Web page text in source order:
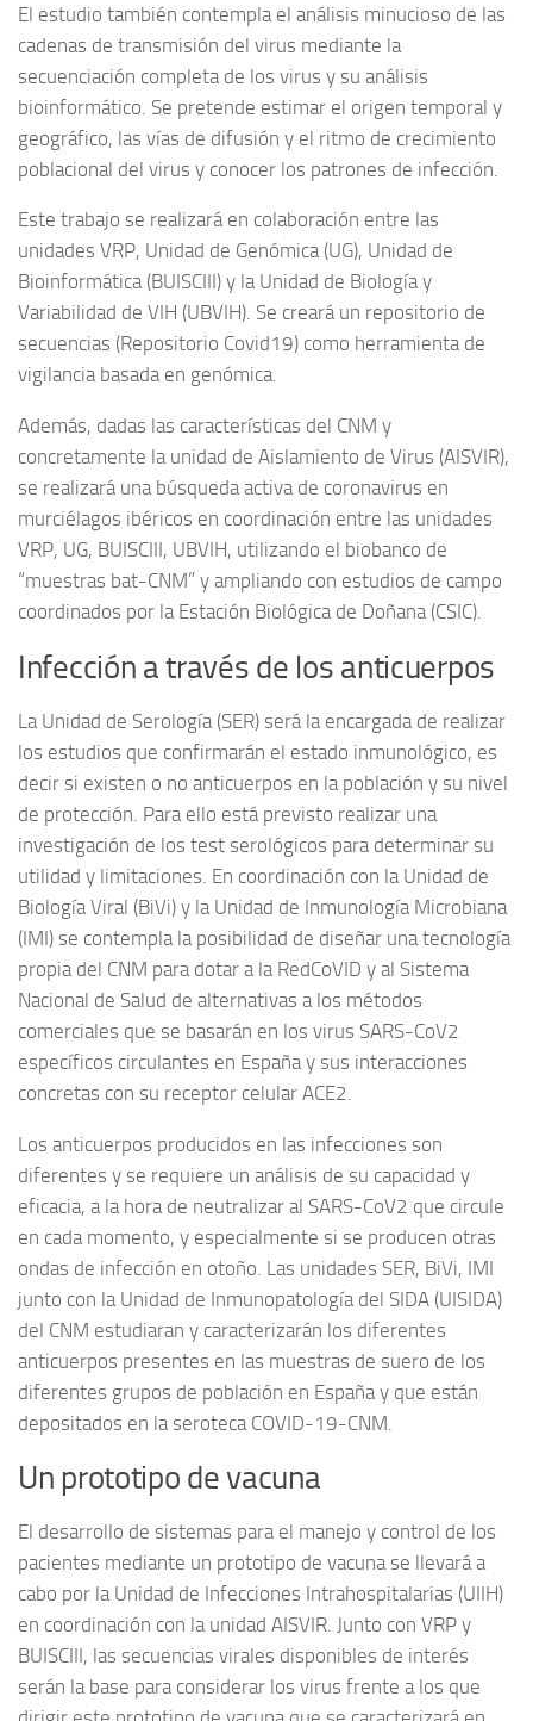
El estudio también contempla el análisis minucioso de las
cadenas de transmisión del virus mediante la
secuenciación completa de los virus y su análisis
bioinformático. Se pretende estimar el origen temporal y
geográfico, las vías de difusión y el ritmo de crecimiento
poblacional del virus y conocer los patrones de infección.
Este trabajo se realizará en colaboración entre las
unidades VRP, Unidad de Genómica (UG), Unidad de
Bioinformática (BUISCIII) y la Unidad de Biología y
Variabilidad de VIH (UBVIH). Se creará un repositorio de
secuencias (Repositorio Covid19) como herramienta de
vigilancia basada en genómica.
Además, dadas las características del CNM y
concretamente la unidad de Aislamiento de Virus (AISVIR),
se realizará una búsqueda activa de coronavirus en
murciélagos ibéricos en coordinación entre las unidades
VRP, UG, BUISCIII, UBVIH, utilizando el biobanco de
“muestras bat-CNM” y ampliando con estudios de campo
coordinados por la Estación Biológica de Doñana (CSIC).
Infección a través de los anticuerpos
La Unidad de Serología (SER) será la encargada de realizar
los estudios que confirmarán el estado inmunológico, es
decir si existen o no anticuerpos en la población y su nivel
de protección. Para ello está previsto realizar una
investigación de los test serológicos para determinar su
utilidad y limitaciones. En coordinación con la Unidad de
Biología Viral (BiVi) y la Unidad de Inmunología Microbiana
(IMI) se contempla la posibilidad de diseñar una tecnología
propia del CNM para dotar a la RedCoVID y al Sistema
Nacional de Salud de alternativas a los métodos
comerciales que se basarán en los virus SARS-CoV2
específicos circulantes en España y sus interacciones
concretas con su receptor celular ACE2.
Los anticuerpos producidos en las infecciones son
diferentes y se requiere un análisis de su capacidad y
eficacia, a la hora de neutralizar al SARS-CoV2 que circule
en cada momento, y especialmente si se producen otras
ondas de infección en otoño. Las unidades SER, BiVi, IMI
junto con la Unidad de Inmunopatología del SIDA (UISIDA)
del CNM estudiaran y caracterizarán los diferentes
anticuerpos presentes en las muestras de suero de los
diferentes grupos de población en España y que están
depositados en la seroteca COVID-19-CNM.
Un prototipo de vacuna
El desarrollo de sistemas para el manejo y control de los
pacientes mediante un prototipo de vacuna se llevará a
cabo por la Unidad de Infecciones Intrahospitalarias (UIIH)
en coordinación con la unidad AISVIR. Junto con VRP y
BUISCIII, las secuencias virales disponibles de interés
serán la base para considerar los virus frente a los que